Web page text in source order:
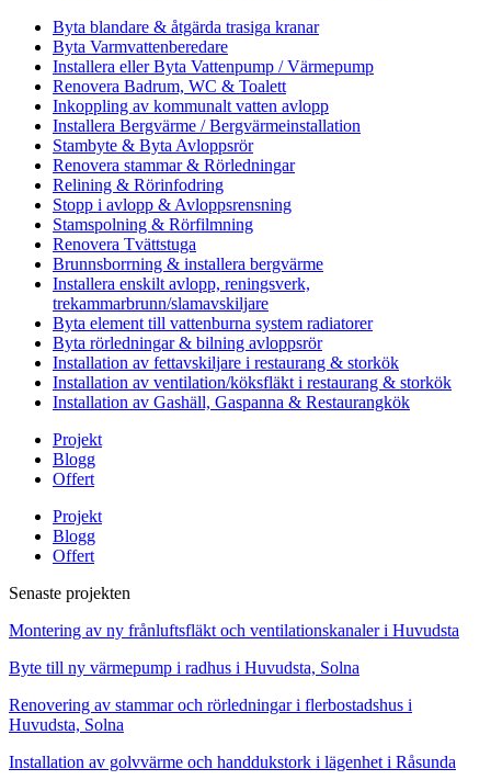
Byta blandare & åtgärda trasiga kranar
Byta Varmvattenberedare
Installera eller Byta Vattenpump / Värmepump
Renovera Badrum, WC & Toalett
Inkoppling av kommunalt vatten avlopp
Installera Bergvärme / Bergvärmeinstallation
Stambyte & Byta Avloppsrör
Renovera stammar & Rörledningar
Relining & Rörinfodring
Stopp i avlopp & Avloppsrensning
Stamspolning & Rörfilmning
Renovera Tvättstuga
Brunnsborrning & installera bergvärme
Installera enskilt avlopp, reningsverk,
trekammarbrunn/slamavskiljare
Byta element till vattenburna system radiatorer
Byta rörledningar & bilning avloppsrör
Installation av fettavskiljare i restaurang & storkök
Installation av ventilation/köksfläkt i restaurang & storkök
Installation av Gashäll, Gaspanna & Restaurangkök
Projekt
Blogg
Offert
Projekt
Blogg
Offert
Senaste projekten
Montering av ny frånluftsfläkt och ventilationskanaler i Huvudsta
Byte till ny värmepump i radhus i Huvudsta, Solna
Renovering av stammar och rörledningar i flerbostadshus i
Huvudsta, Solna
Installation av golvvärme och handdukstork i lägenhet i Råsunda